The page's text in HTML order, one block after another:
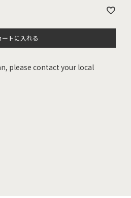
ートに入れる
please contact your local